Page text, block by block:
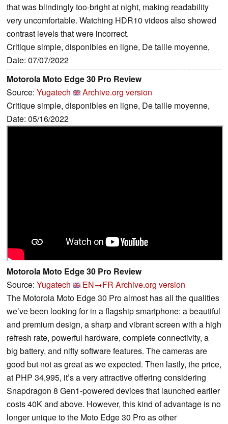
that was blindingly too-bright at night, making readability
very uncomfortable. Watching HDR10 videos also showed
contrast levels that were incorrect.
Critique simple, disponibles en ligne, De taille moyenne,
Date: 07/07/2022
Motorola Moto Edge 30 Pro Review
Source: Yugatech
Archive.org version
Critique simple, disponibles en ligne, De taille moyenne,
Date: 05/16/2022
Motorola Moto Edge 30 Pro Review
Source: Yugatech EN→FR Archive.org version
The Motorola Moto Edge 30 Pro almost has all the qualities
we’ve been looking for in a flagship smartphone: a beautiful
and premium design, a sharp and vibrant screen with a high
refresh rate, powerful hardware, complete connectivity, a
big battery, and nifty software features. The cameras are
good but not as great as we expected. Then lastly, the price,
at PHP 34,995, it’s a very attractive offering considering
Snapdragon 8 Gen1-powered devices that launched earlier
costs 40K and above. However, this kind of advantage is no
longer unique to the Moto Edge 30 Pro as other